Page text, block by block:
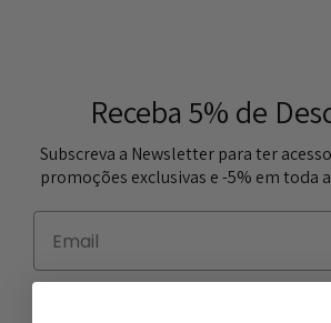
Receba 5% de
Subscreva a Newsletter para ter
promoções exclusivas e -5% em toda